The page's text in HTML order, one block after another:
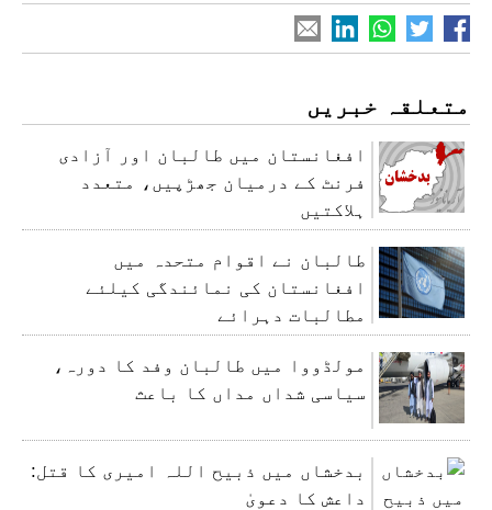
متعلقہ خبریں
افغانستان میں طالبان اور آزادی
فرنٹ کے درمیان جھڑپیں، متعدد
ہلاکتیں
طالبان نے اقوام متحدہ میں
افغانستان کی نمائندگی کیلئے
مطالبات دہرائے
مولڈووا میں طالبان وفد کا دورہ،
سیاسی شداں مداں کا باعث
بدخشاں میں ذبیح اللہ امیری کا قتل:
داعش کا دعویٰ